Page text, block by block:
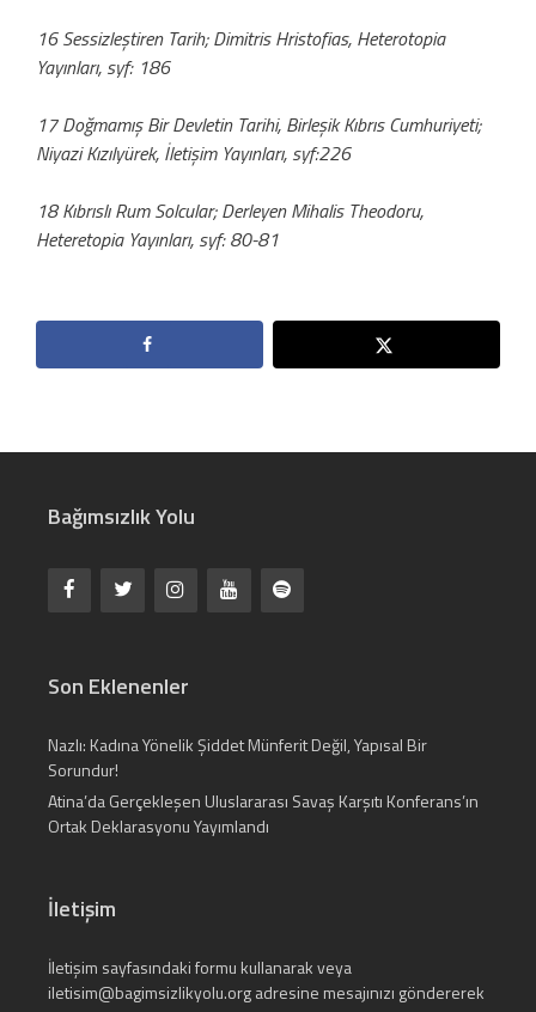
16 Sessizleştiren Tarih; Dimitris Hristofias, Heterotopia
Yayınları, syf: 186
17 Doğmamış Bir Devletin Tarihi, Birleşik Kıbrıs Cumhuriyeti;
Niyazi Kızılyürek, İletişim Yayınları, syf:226
18 Kıbrıslı Rum Solcular; Derleyen Mihalis Theodoru,
Heteretopia Yayınları, syf: 80-81
Bağımsızlık Yolu
Son Eklenenler
Nazlı: Kadına Yönelik Şiddet Münferit Değil, Yapısal Bir
Sorundur!
Atina’da Gerçekleşen Uluslararası Savaş Karşıtı Konferans’ın
Ortak Deklarasyonu Yayımlandı
İletişim
İletişim sayfasındaki formu kullanarak veya
iletisim@bagimsizlikyolu.orgadresine mesajınızı göndererek